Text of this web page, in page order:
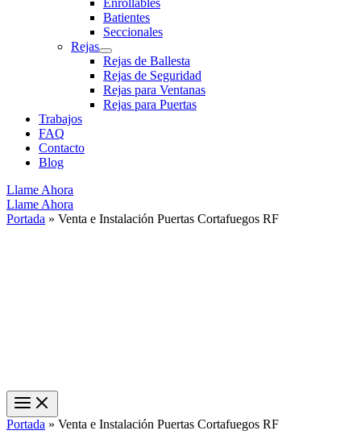
Batientes
Seccionales
Rejas
Rejas de Ballesta
Rejas de Seguridad
Rejas para Ventanas
Rejas para Puertas
Trabajos
FAQ
Contacto
Blog
Llame Ahora
Llame Ahora
Portada » Venta e Instalación Puertas Cortafuegos RF
Portada » Venta e Instalación Puertas Cortafuegos RF